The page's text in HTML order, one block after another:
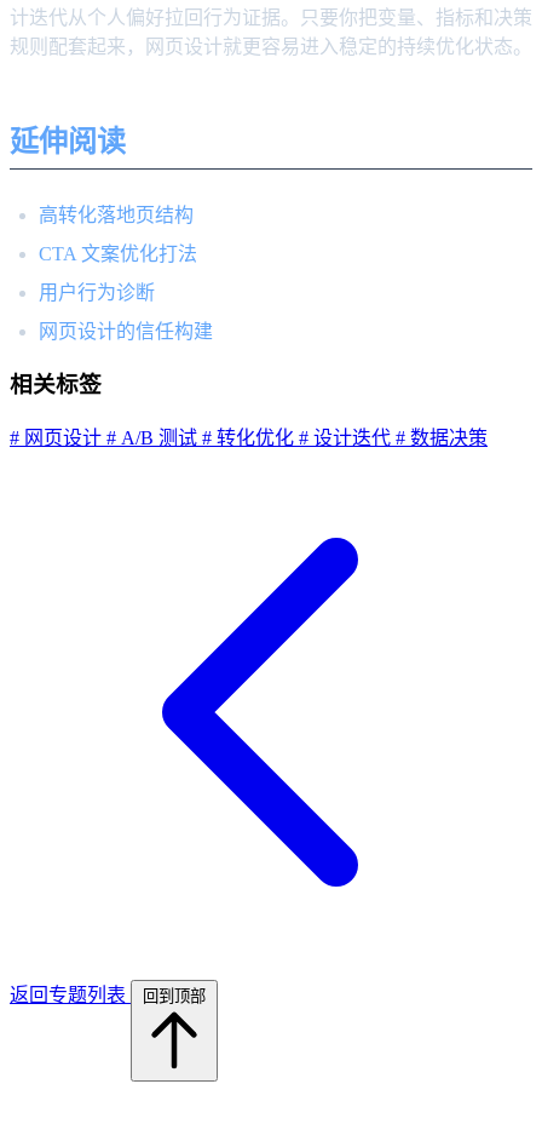
计迭代从个人偏好拉回行为证据。只要你把变量、指标和决策
规则配套起来，网页设计就更容易进入稳定的持续优化状态。
延伸阅读
高转化落地页结构
CTA 文案优化打法
用户行为诊断
网页设计的信任构建
相关标签
# 网页设计 # A/B 测试 # 转化优化 # 设计迭代 # 数据决策
返回专题列表